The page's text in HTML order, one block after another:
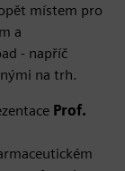
místem pro
a
- napříč
na trh.
Prof.